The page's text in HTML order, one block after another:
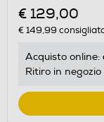
€ 129,00
€ 149,99
Acquisto online:
Ritiro in